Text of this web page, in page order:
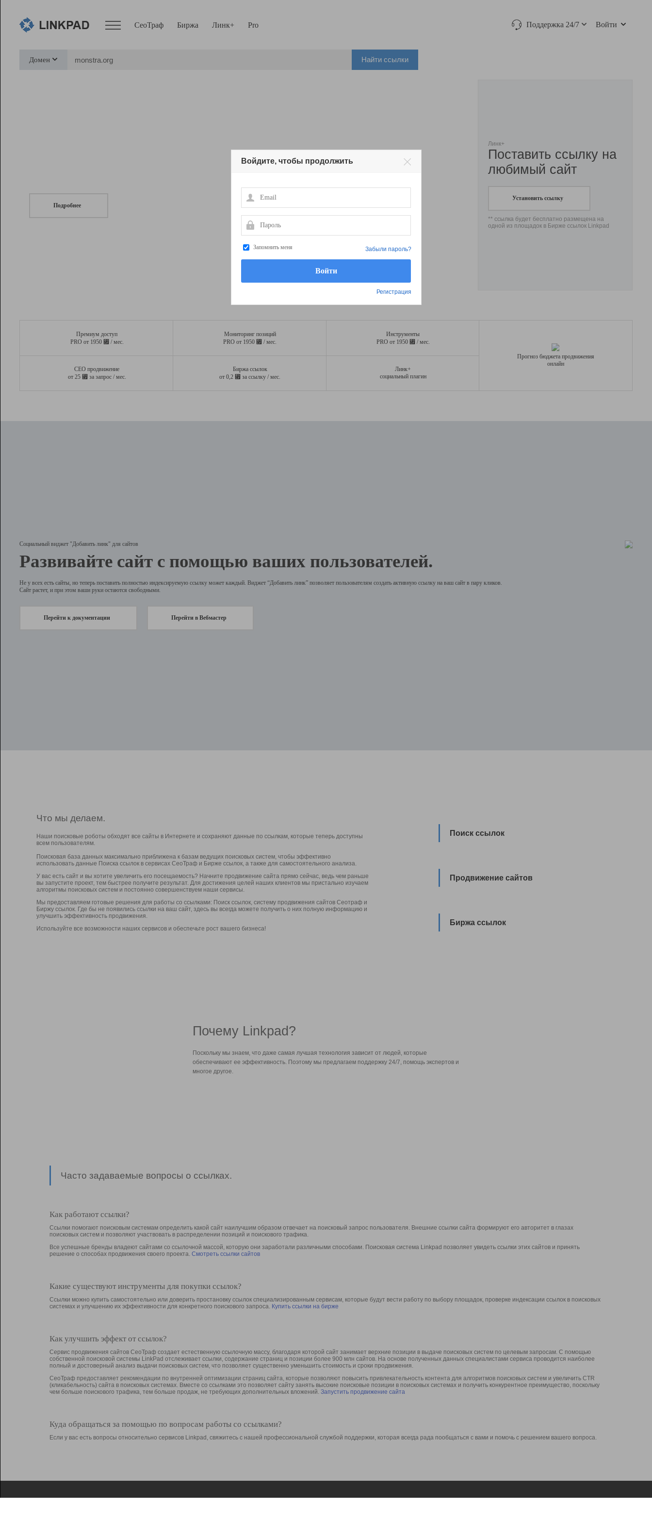
СеоТраф Биржа Линк+ Pro Поддержка 24/7 Войти
Домен Найти ссылки
Подробнее
Линк+
Поставить ссылку на
любимый сайт
Установить ссылку
** ссылка будет бесплатно размещена на
одной из площадок в Бирже ссылок Linkpad
Премиум доступ
PRO от 1950 ⃏ / мес.
Мониторинг позиций
PRO от 1950 ⃏ / мес.
Инструменты
PRO от 1950 ⃏ / мес.
СЕО продвижение
от 25 ⃏ за запрос / мес.
Биржа ссылок
от 0,2 ⃏ за ссылку / мес.
Линк+
социальный плагин
Прогноз бюджета продвижения
онлайн
Социальный виджет "Добавить линк" для сайтов
Развивайте сайт с помощью ваших пользователей.
Не у всех есть сайты, но теперь поставить полностью индексируемую ссылку может каждый. Виджет “Добавить линк” позволяет пользователям создать активную ссылку на ваш сайт в пару кликов.
Сайт растет, и при этом ваши руки остаются свободными.
Перейти к документации Перейти в Вебмастер
Что мы делаем.
Наши поисковые роботы обходят все сайты в Интернете и сохраняют данные по ссылкам, которые теперь доступны
всем пользователям.
Поисковая база данных максимально приближена к базам ведущих поисковых систем, чтобы эффективно
использовать данные Поиска ссылок в сервисах СеоТраф и Бирже ссылок, а также для самостоятельного анализа.
У вас есть сайт и вы хотите увеличить его посещаемость? Начните продвижение сайта прямо сейчас, ведь чем раньше
вы запустите проект, тем быстрее получите результат. Для достижения целей наших клиентов мы пристально изучаем
алгоритмы поисковых систем и постоянно совершенствуем наши сервисы.
Мы предоставляем готовые решения для работы со ссылками: Поиск ссылок, систему продвижения сайтов Сеотраф и
Биржу ссылок. Где бы не появились ссылки на ваш сайт, здесь вы всегда можете получить о них полную информацию и
улучшить эффективность продвижения.
Используйте все возможности наших сервисов и обеспечьте рост вашего бизнеса!
Поиск ссылок
Продвижение сайтов
Биржа ссылок
Почему Linkpad?
Поскольку мы знаем, что даже самая лучшая технология зависит от людей, которые
обеспечивают ее эффективность. Поэтому мы предлагаем поддержку 24/7, помощь экспертов и
многое другое.
Часто задаваемые вопросы о ссылках.
Как работают ссылки?
Ссылки помогают поисковым системам определить какой сайт наилучшим образом отвечает на поисковый запрос пользователя. Внешние ссылки сайта формируют его авторитет в глазах
поисковых систем и позволяют участвовать в раcпределении позиций и поискового трафика.
Все успешные бренды владеют сайтами со ссылочной массой, которую они заработали различными способами. Поисковая система Linkpad позволяет увидеть ссылки этих сайтов и принять
решение о способах продвижения своего проекта. Смотреть ссылки сайтов
Какие существуют инструменты для покупки ссылок?
Ссылки можно купить самостоятельно или доверить простановку ссылок специализированным сервисам, которые будут вести работу по выбору площадок, проверке индексации ссылок в поисковых
системах и улучшению их эффективности для конкретного поискового запроса. Купить ссылки на бирже
Как улучшить эффект от ссылок?
Сервис продвижения сайтов СеоТраф создает естественную ссылочную массу, благодаря которой сайт занимает верхние позиции в выдаче поисковых систем по целевым запросам. С помощью
собственной поисковой системы LinkPad отслеживает ссылки, содержание страниц и позиции более 900 млн сайтов. На основе полученных данных специалистами сервиса проводится наиболее
полный и достоверный анализ выдачи поисковых систем, что позволяет существенно уменьшить стоимость и сроки продвижения.
СеоТраф предоставляет рекомендации по внутренней оптимизации страниц сайта, которые позволяют повысить привлекательность контента для алгоритмов поисковых систем и увеличить CTR
(кликабельность) сайта в поисковых системах. Вместе со ссылками это позволяет сайту занять высокие поисковые позиции в поисковых системах и получить конкурентное преимущество, поскольку
чем больше поискового трафика, тем больше продаж, не требующих дополнительных вложений. Запустить продвижение сайта
Куда обращаться за помощью по вопросам работы со ссылками?
Если у вас есть вопросы относительно сервисов Linkpad, свяжитесь с нашей профессиональной службой поддержки, которая всегда рада пообщаться с вами и помочь с решением вашего вопроса.
Войдите, чтобы продолжить
Email
Пароль
Запомнить меня
Регистрация
Забыли пароль?